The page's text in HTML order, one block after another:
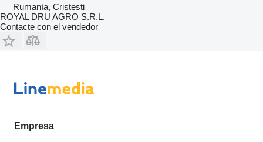
Rumanía, Cristesti
ROYAL DRU AGRO S.R.L.
Contacte con el vendedor
Empresa